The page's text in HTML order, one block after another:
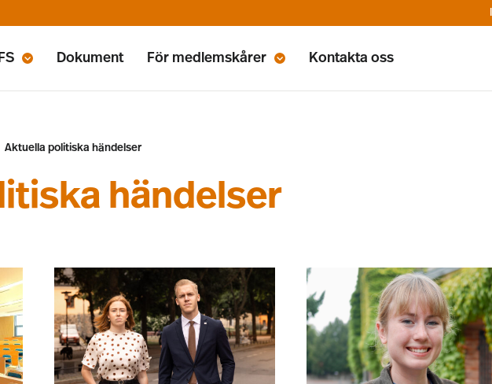
Dokument För medlemskårer Kontakta oss
Aktuella politiska händelser
händelser